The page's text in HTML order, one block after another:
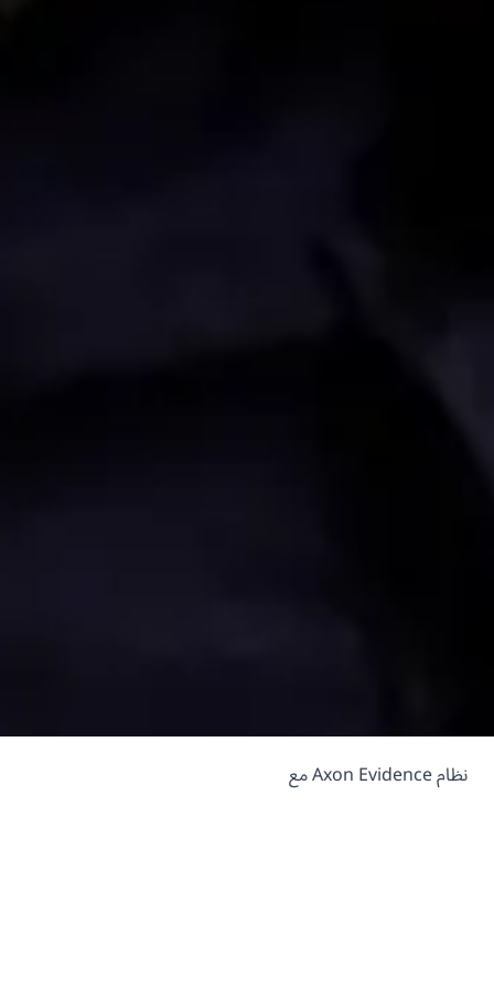
نظام Axon Evidence مع